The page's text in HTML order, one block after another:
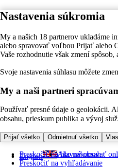
Nastavenia súkromia
My a našich 18 partnerov ukladáme
alebo spravovať voľbou Prijať alebo
Vaše rozhodnutie však zmení
Svoje nastavenia súhlasu môžete
My a naši partneri
Používať presné údaje o geolokácii.
obsahu, prieskum publika a vývoj
Prijať všetko Odmietnuť všetko
Preskočiť na hlavný obsah
Preskočiť na vyhľadávanie
English Ako nakupovať